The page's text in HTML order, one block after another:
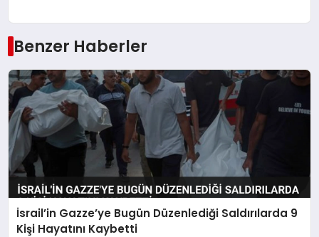
Benzer Haberler
İsrail’in Gazze’ye Bugün Düzenlediği Saldırılarda 9
Kişi Hayatını Kaybetti